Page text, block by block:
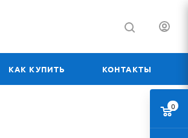
КАК КУПИТЬ КОНТАКТЫ
0